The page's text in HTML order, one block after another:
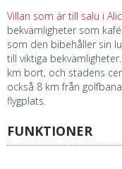
Villan som är till salu i
bekvämligheter som
som den bibehåller sin
till viktiga
km bort, och stadens
också 8 km från
flygplats.
FUNKTIONER